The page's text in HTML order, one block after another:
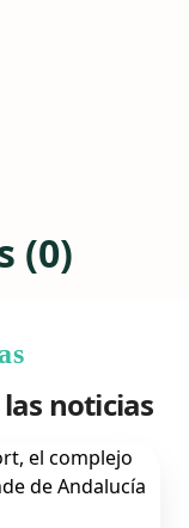
(0)
noticias